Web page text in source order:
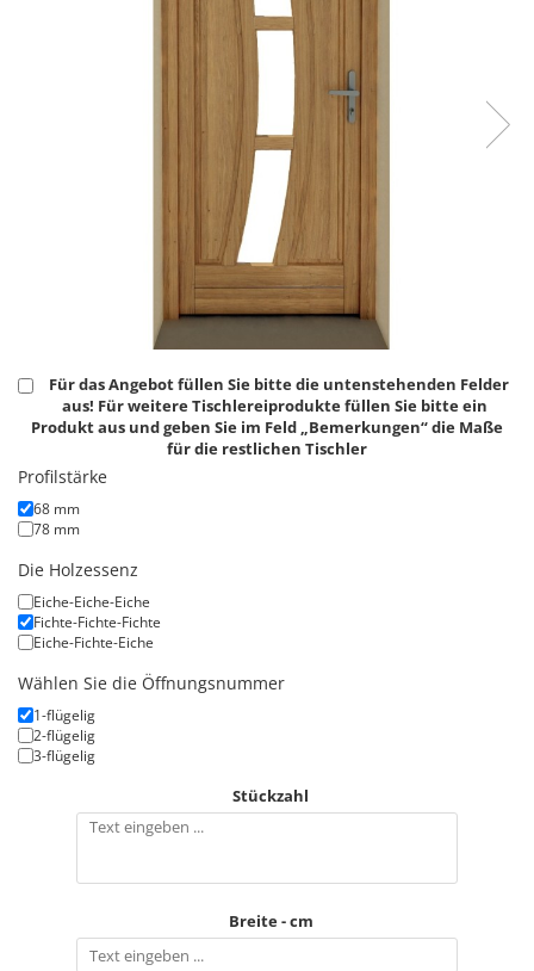
Für das Angebot füllen Sie bitte die untenstehenden Felder
aus! Für weitere Tischlereiprodukte füllen Sie bitte ein
Produkt aus und geben Sie im Feld „Bemerkungen“ die Maße
für die restlichen Tischler
Profilstärke
68 mm
78 mm
Die Holzessenz
Eiche-Eiche-Eiche
Fichte-Fichte-Fichte
Eiche-Fichte-Eiche
Wählen Sie die Öffnungsnummer
1-flügelig
2-flügelig
3-flügelig
Stückzahl
Breite - cm